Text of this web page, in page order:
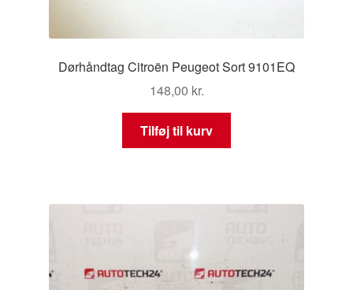
Dørhåndtag Citroën Peugeot Sort 9101EQ
148,00 kr.
Tilføj til kurv